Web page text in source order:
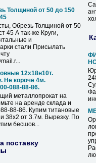
Толщиной от 50 до 150
Обрезь Толщиной от 50
45 А так-же Круги,
и
стали Присылать
12х18н10т.
Не короче 4м.
088-88-86.
металлопрокат на
на аренде склада и
88-86. Купим титановые
38х2 от 3.7м. Вырезку. По
бесшов...
поставку